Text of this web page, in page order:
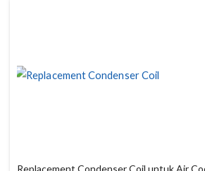
Replacement Condenser Coil untuk Air